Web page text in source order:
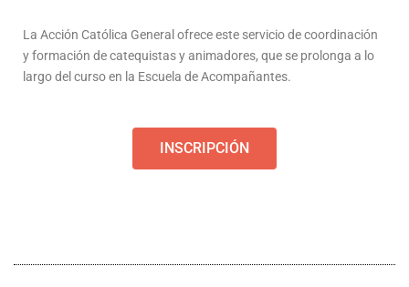
La Acción Católica General ofrece este servicio de coordinación
y formación de catequistas y animadores, que se prolonga a lo
largo del curso en la Escuela de Acompañantes.
INSCRIPCIÓN